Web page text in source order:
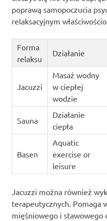
poprawą samopoczucia
relaksacyjnym
Forma
relaksu
Działanie
Jacuzzi
Masaż wodny
w ciepłej
wodzie
Sauna
Działanie
ciepła
Basen
Aquatic
exercise or
leisure
Jacuzzi można również
terapeutycznych. Pomaga
mięśniowego i stawowego